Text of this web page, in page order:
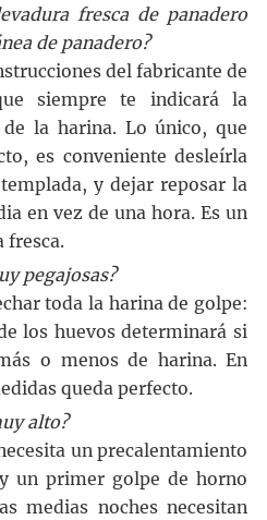
fresca de panadero
de panadero?
del fabricante de
siempre te indicará la
la harina. Lo único, que
es conveniente desleírla
y dejar reposar la
en vez de una hora. Es un
fresca.
pegajosas?
toda la harina de golpe:
los huevos determinará si
o menos de harina. En
queda perfecto.
alto?
un precalentamiento
un primer golpe de horno
medias noches necesitan